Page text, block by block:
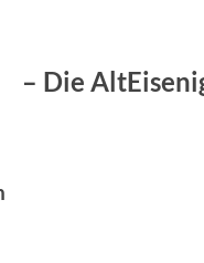
– Die